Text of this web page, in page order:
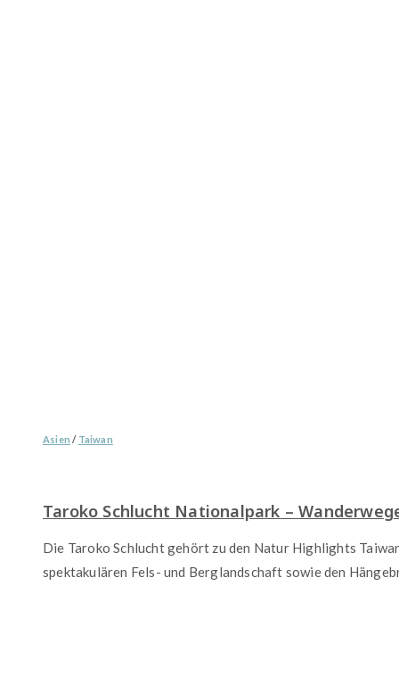
Asien / Taiwan
Taroko Schlucht Nationalpark –
Die Taroko Schlucht gehört zu den Natur Highlights
spektakulären Fels- und Berglandschaft sowie den